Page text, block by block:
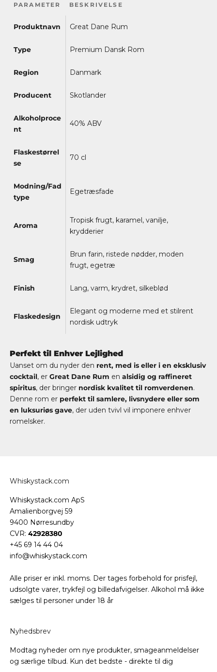
PARAMETER BESKRIVELSE
Produktnavn Great Dane Rum
Type Premium Dansk Rom
Region Danmark
Producent Skotlander
Alkoholproce
nt
40% ABV
Flaskestørrel
se
70 cl
Modning/Fad
type
Egetræsfade
Aroma
Tropisk frugt, karamel, vanilje,
krydderier
Smag
Brun farin, ristede nødder, moden
frugt, egetræ
Finish Lang, varm, krydret, silkeblød
Flaskedesign
Elegant og moderne med et stilrent
nordisk udtryk
Perfekt til Enhver Lejlighed
Uanset om du nyder den rent, med is eller i en eksklusiv
cocktail, er Great Dane Rum en alsidig og raffineret
spiritus, der bringer nordisk kvalitet til romverdenen.
Denne rom er perfekt til samlere, livsnydere eller som
en luksuriøs gave, der uden tvivl vil imponere enhver
romelsker.
Whiskystack.com
Whiskystack.com ApS
Amalienborgvej 59
9400 Nørresundby
CVR: 42928380
+45 69 14 44 04
info@whiskystack.com
Alle priser er inkl. moms. Der tages forbehold for prisfejl,
udsolgte varer, trykfejl og billedafvigelser. Alkohol må ikke
sælges til personer under 18 år
Nyhedsbrev
Modtag nyheder om nye produkter, smageanmeldelser
og særlige tilbud. Kun det bedste - direkte til dig